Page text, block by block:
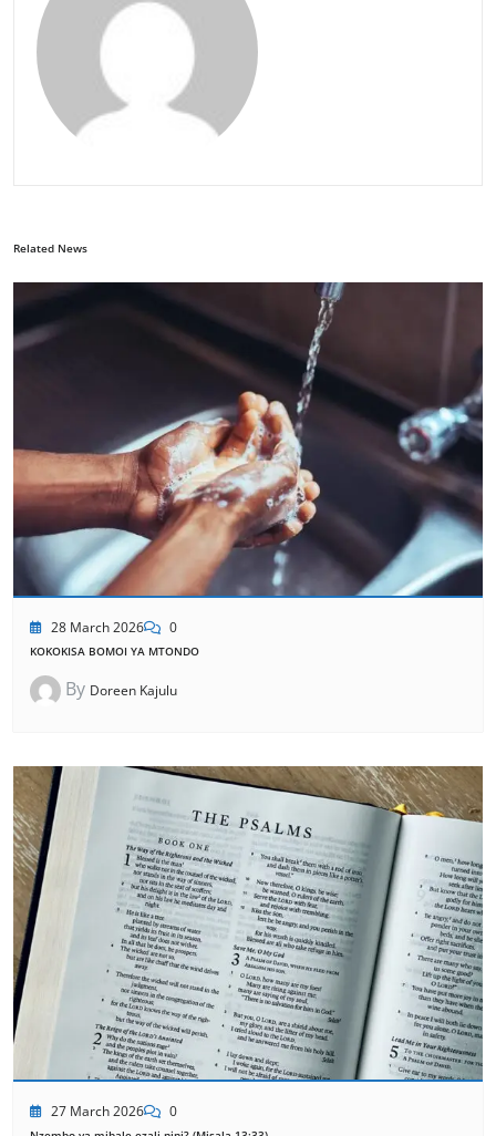
Related News
28 March 2026 0
KOKOKISA BOMOI YA MTONDO
By Doreen Kajulu
27 March 2026 0